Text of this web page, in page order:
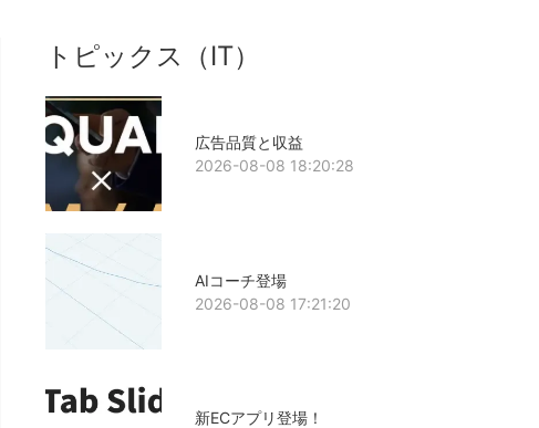
トピックス（IT）
広告品質と収益
2026-08-08 18:20:28
AIコーチ登場
2026-08-08 17:21:20
新ECアプリ登場！